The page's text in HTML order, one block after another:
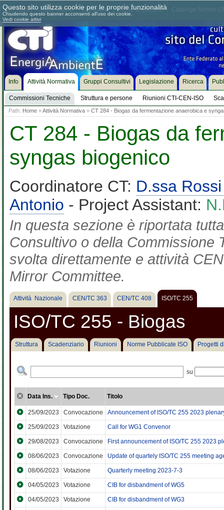
Chi siamo Dove siamo Contattaci Come associarsi
Info Attività Normativa
Commissioni Tecniche Struttura e persone Riunioni CTI-CEN-ISO
Gruppi Consultivi Legislazione Ricerca
Path: Home »Attività Normativa » CT 284 - Biogas da fermentazione anaerobica e
CT 284 - Biogas da
syngas biogenico
Coordinatore CT: D.ssa
Antonio - Project Assistant:
In questa sezione è riportata
Consultivo o della Commissione
svolta direttamente e attività
Mirror Committee.
Attività Nazionale CEN/TC 363 CEN/TC 408 ISO/TC 255
ISO/TC 255 - Biogas
Struttura Scadenziario Riunioni Norme Pubblicate ISO Progetti
su
Data Ins. Tipo Doc. Titolo
25/09/2023 Convocazione Announcement of ISO/TC 255 2023
25/09/2023 Votazione Call for WG1 Convenor
29/08/2023 Convocazione First announcement of ISO/TC 255 2023
08/06/2023 Convocazione Update of quartely ISO/TC 255 meeting
08/06/2023 Votazione Quarterly meeting 2023-7-3
04/05/2023 Votazione CIB for disbandment of WG5
04/05/2023 Votazione CIB for disbandment of WG3
Questo sito utilizza cookie per le proprie funzionalità
Chiudendo questo banner acconsenti all'uso dei cookie.
Vedi cookie attivi